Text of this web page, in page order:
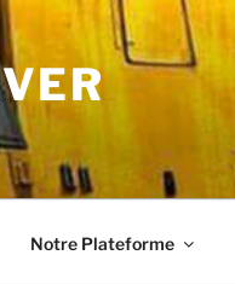
Notre Plateforme